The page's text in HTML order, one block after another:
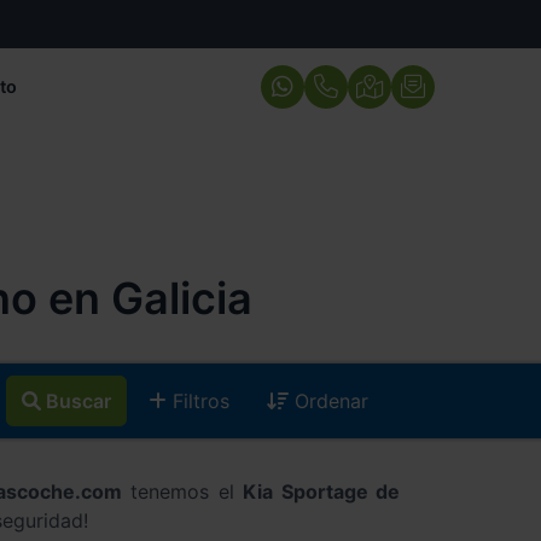
en Galicia
Buscar Filtros Ordenar
tenemos el Kia Sportage de